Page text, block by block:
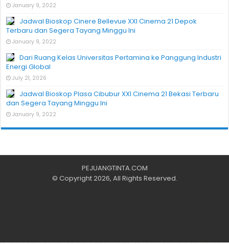
January 9, 2022
Jadwal Bioskop Cinere Bellevue XXI Cinema 21 Depok
Terbaru dan Segera Tayang Minggu Ini
January 9, 2022
Dari Ruang Kelas Universitas Pertamina ke Panggung Industri
Energi Global
July 21, 2026
Jadwal Bioskop Plasa Cibubur XXI Cinema 21 Bekasi Terbaru
dan Segera Tayang Minggu Ini
January 9, 2022
PEJUANGTINTA.COM
© Copyright 2026, All Rights Reserved.